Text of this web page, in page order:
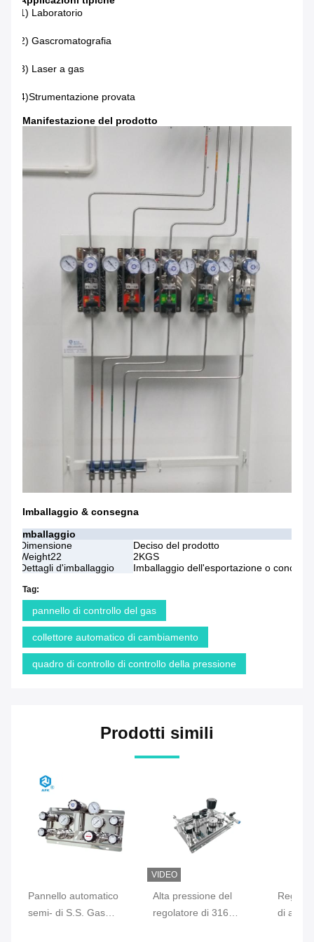
1) Laboratorio
2) Gascromatografia
3) Laser a gas
4)Strumentazione provata
Manifestazione del prodotto
Imballaggio & consegna
Imballaggio
Dimensione
Deciso del prodotto
Weight22
2KGS
Dettagli d'imballaggio
Imballaggio dell'esportazione o
Tag:
pannello di controllo del gas
collettore automatico di cambiamento
quadro di controllo di controllo della pressione
Prodotti simili
Pannello automatico
semi- di S.S. Gas
VIDEO
Alta pressione del
regolatore di 316
di